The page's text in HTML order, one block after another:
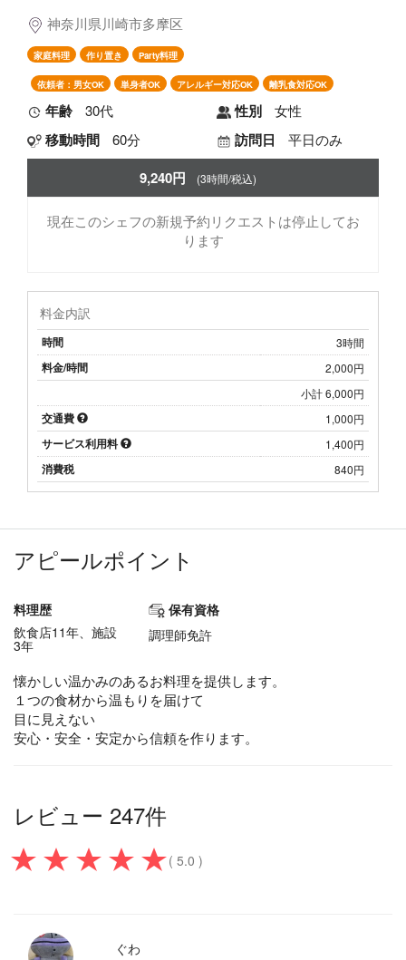
神奈川県川崎市多摩区
家庭料理 作り置き Party料理
依頼者：男女OK 単身者OK アレルギー対応OK 離乳食対応OK
年齢 30代 性別 女性
移動時間 60分 訪問日 平日のみ
9,240円 (3時間/税込)
現在このシェフの新規予約リクエストは停止してお
ります
料金内訳
時間 3時間
料金/時間
2,000円
小計 6,000円
交通費 1,000円
サービス利用料 1,400円
消費税 840円
アピールポイント
料理歴
飲食店11年、施設
3年
保有資格
調理師免許
懐かしい温かみのあるお料理を提供します。
１つの食材から温もりを届けて
目に見えない
安心・安全・安定から信頼を作ります。
レビュー 247件
( 5.0 )
ぐわ